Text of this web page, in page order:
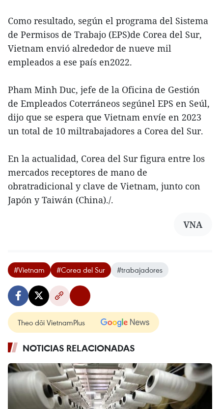
Como resultado, según el programa del Sistema
de Permisos de Trabajo (EPS)de Corea del Sur,
Vietnam envió alrededor de nueve mil
empleados a ese país en2022.
Pham Minh Duc, jefe de la Oficina de Gestión
de Empleados Coterráneos segúnel EPS en Seúl,
dijo que se espera que Vietnam envíe en 2023
un total de 10 miltrabajadores a Corea del Sur.
En la actualidad, Corea del Sur figura entre los
mercados receptores de mano de
obratradicional y clave de Vietnam, junto con
Japón y Taiwán (China)./.
VNA
#Vietnam #Corea del Sur #trabajadores
Theo dõi VietnamPlus
NOTICIAS RELACIONADAS